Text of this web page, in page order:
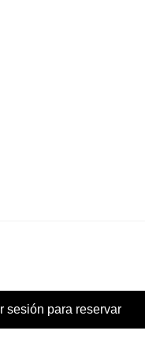
sesión para reservar